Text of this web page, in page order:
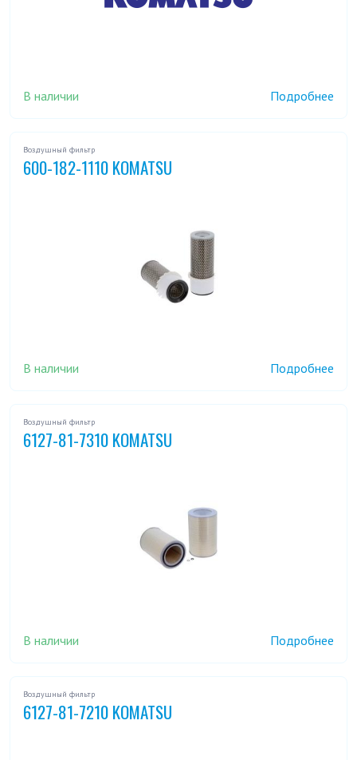
В наличии Подробнее
Воздушный фильтр
600-182-1110 KOMATSU
В наличии Подробнее
Воздушный фильтр
6127-81-7310 KOMATSU
В наличии Подробнее
Воздушный фильтр
6127-81-7210 KOMATSU